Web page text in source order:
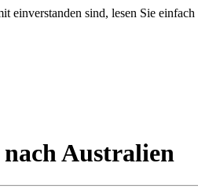
einverstanden sind, lesen Sie einfach
Australien